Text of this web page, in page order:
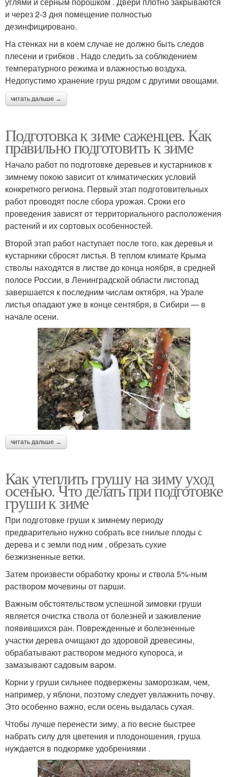
и через 2-3 дня помещение полностью
дезинфицировано.
На стенках ни в коем случае не должно быть следов
плесени и грибков . Надо следить за соблюдением
температурного режима и влажностью воздуха.
Недопустимо хранение груш рядом с другими овощами.
читать дальше →
Подготовка к зиме саженцев. Как
правильно подготовить к зиме
Начало работ по подготовке деревьев и кустарников к
зимнему покою зависит от климатических условий
конкретного региона. Первый этап подготовительных
работ проводят после сбора урожая. Сроки его
проведения зависят от территориального расположения
растений и их сортовых особенностей.
Второй этап работ наступает после того, как деревья и
кустарники сбросят листья. В теплом климате Крыма
стволы находятся в листве до конца ноября, в средней
полосе России, в Ленинградской области листопад
завершается к последним числам октября, на Урале
листья опадают уже в конце сентября, в Сибири — в
начале осени.
читать дальше →
Как утеплить грушу на зиму уход
осенью. Что делать при подготовке
груши к зиме
При подготовке груши к зимнему периоду
предварительно нужно собрать все гнилые плоды с
дерева и с земли под ним , обрезать сухие
безжизненные ветки.
Затем произвести обработку кроны и ствола 5%-ным
раствором мочевины от парши.
Важным обстоятельством успешной зимовки груши
является очистка ствола от болезней и заживление
появившихся ран. Поврежденные и болезненные
участки дерева очищают до здоровой древесины,
обрабатывают раствором медного купороса, и
замазывают садовым варом.
Корни у груши сильнее подвержены заморозкам, чем,
например, у яблони, поэтому следует увлажнить почву.
Это особенно важно, если осень выдалась сухая.
Чтобы лучше перенести зиму, а по весне быстрее
набрать силу для цветения и плодоношения, груша
нуждается в подкормке удобрениями .